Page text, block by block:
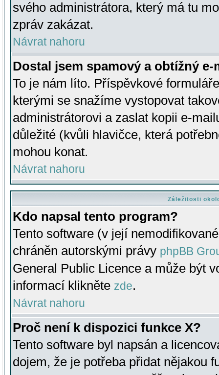
svého administrátora, který má tu
zpráv zakázat.
Návrat nahoru
Dostal jsem spamový a obtížný
To je nám líto. Příspěvkové
kterými se snažíme vystopovat
administrátorovi a zaslat kopii e-
důležité (kvůli hlavičce, která
mohou konat.
Návrat nahoru
Záležitosti
Kdo napsal tento program?
Tento software (v její
chráněn autorskými právy phpBB
General Public Licence a může být
informací klikněte zde.
Návrat nahoru
Proč není k dispozici funkce X?
Tento software byl napsán a
dojem, že je potřeba přidat nějakou